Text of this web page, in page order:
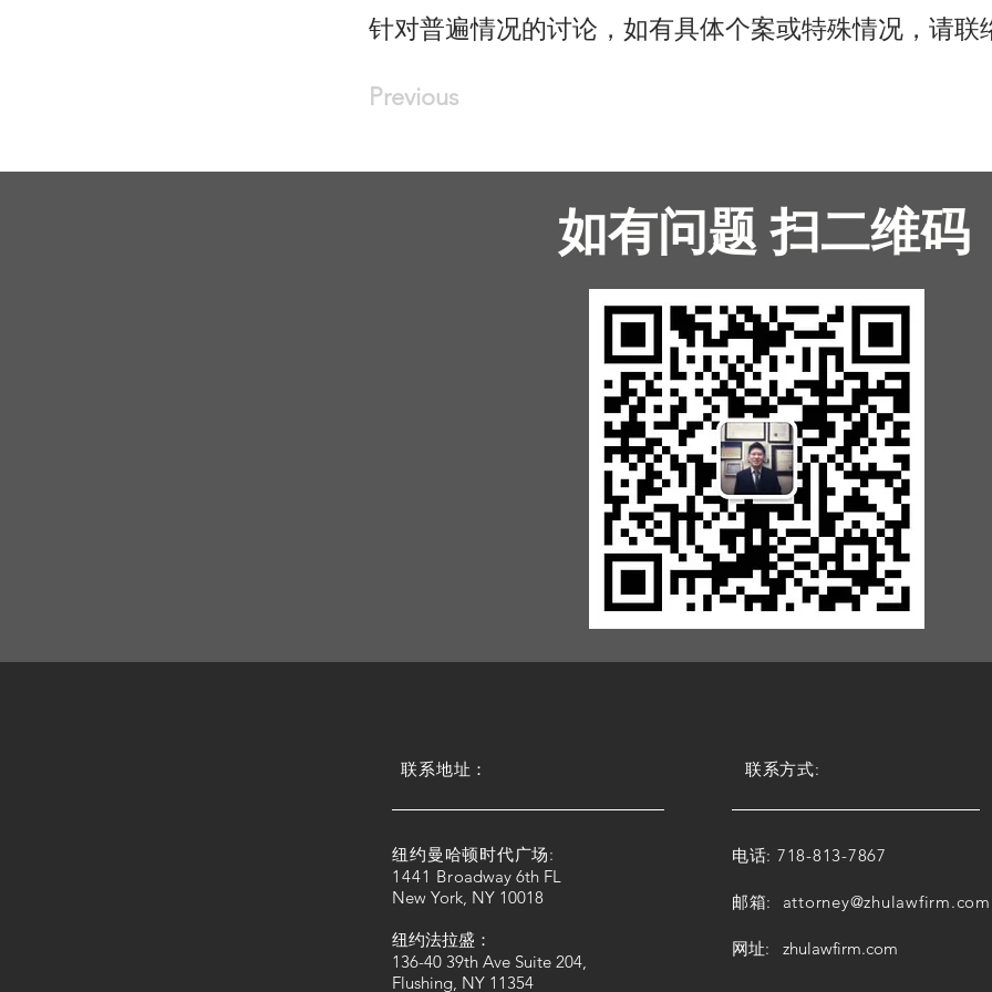
针对普遍情况的讨论，如有具体个案或特殊情况，请联
Previous
如有问题 扫二维码
​联系地址：
纽约曼哈顿时代广场:
1441 Broadway 6th FL
New York, NY 10018
纽约法拉盛：
136-40 39th Ave Suite 204,
Flushing, NY 11354
联系方式:
电话: 718-813-7867
邮箱: attorney@zhulawfirm.com
网址: zhulawfirm.com